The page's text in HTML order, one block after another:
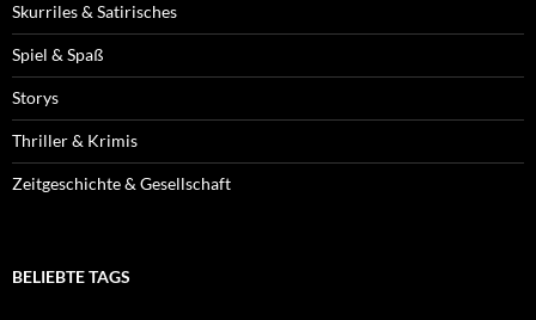
Skurriles & Satirisches
Spiel & Spaß
Storys
Thriller & Krimis
Zeitgeschichte & Gesellschaft
BELIEBTE TAGS